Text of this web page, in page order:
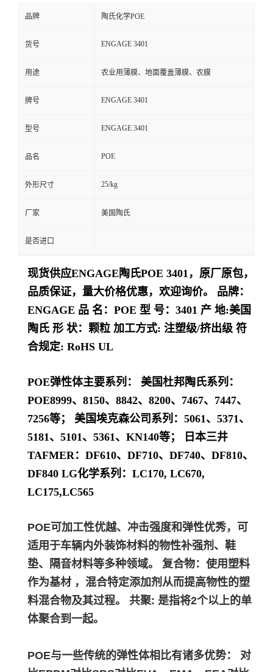
言
品牌 陶氏化学POE
货号 ENGAGE 3401
用途 农业用薄膜、地面覆盖薄膜、农膜
牌号 ENGAGE 3401
型号 ENGAGE 3401
品名 POE
外形尺寸 25/kg
厂家 美国陶氏
是否进口
现货供应ENGAGE陶氏POE 3401，原厂原包，
品质保证，量大价格优惠，欢迎询价。 品牌：
ENGAGE 品 名：POE 型 号：3401 产 地:美国
陶氏 形 状：颗粒 加工方式: 注塑级/挤出级 符
合规定: RoHS UL
POE弹性体主要系列： 美国杜邦陶氏系列：
POE8999、8150、8842、8200、7467、7447、
7256等； 美国埃克森公司系列：5061、5371、
5181、5101、5361、KN140等； 日本三井
TAFMER：DF610、DF710、DF740、DF810、
DF840 LG化学系列：LC170, LC670,
LC175,LC565
POE可加工性优越、冲击强度和弹性优秀，可
适用于车辆内外装饰材料的物性补强剂、鞋
垫、隔音材料等多种领域。 复合物：使用塑料
作为基材 ，混合特定添加剂从而提高物性的塑
料混合物及其过程。 共聚: 是指将2个以上的单
体聚合到一起。
POE与一些传统的弹性体相比有诸多优势： 对